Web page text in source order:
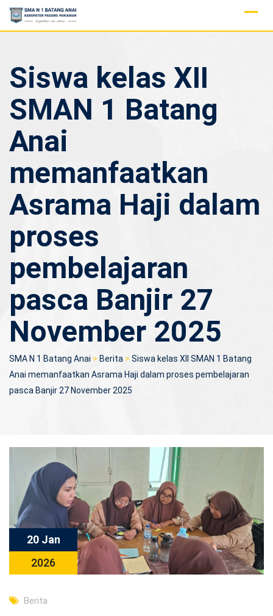
Skip
Siswa kelas XII
SMAN 1 Batang
Anai
memanfaatkan
Asrama Haji dalam
proses
pembelajaran
pasca Banjir 27
November 2025
SMA N 1 Batang Anai > Berita > Siswa kelas XII SMAN 1 Batang
Anai memanfaatkan Asrama Haji dalam proses pembelajaran
pasca Banjir 27 November 2025
20 Jan
2026
Berita